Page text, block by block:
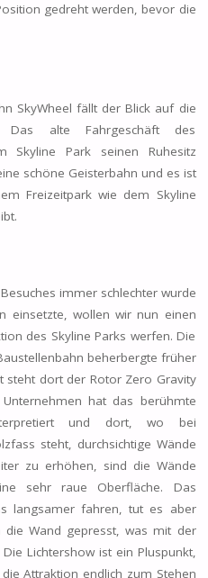
gedreht werden, bevor die
SkyWheel fällt der Blick auf die
Das alte Fahrgeschäft des
Skyline Park seinen Ruhesitz
schöne Geisterbahn und es ist
Freizeitpark wie dem Skyline
immer schlechter wurde
einsetzte, wollen wir nun einen
des Skyline Parks werfen. Die
beherbergte früher
steht dort der Rotor Zero Gravity
hat das berühmte
und dort, wo bei
steht, durchsichtige Wände
zu erhöhen, sind die Wände
sehr raue Oberfläche. Das
langsamer fahren, tut es aber
die Wand gepresst, was mit der
Lichtershow ist ein Pluspunkt,
Attraktion endlich zum Stehen